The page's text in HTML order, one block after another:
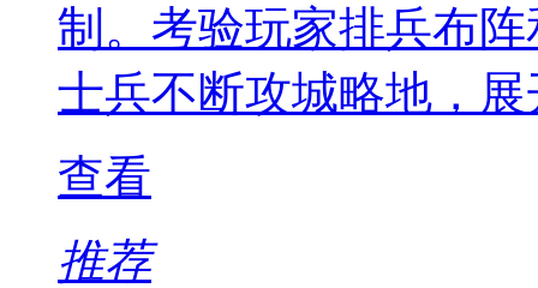
制。考验玩家排兵布
士兵不断攻城略地，
查看
推荐